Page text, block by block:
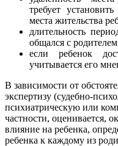
требует
места жительства
длительность
общался с
если ребенок
учитывается его
В зависимости от
экспертизу (судебно-
психиатрическую или
частности, оценивается,
влияние на ребенка,
ребенка к каждому из